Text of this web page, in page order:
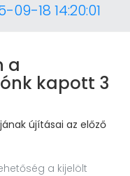
09-18 14:20:01
a
kapott 3
újításai az előző
a kijelölt